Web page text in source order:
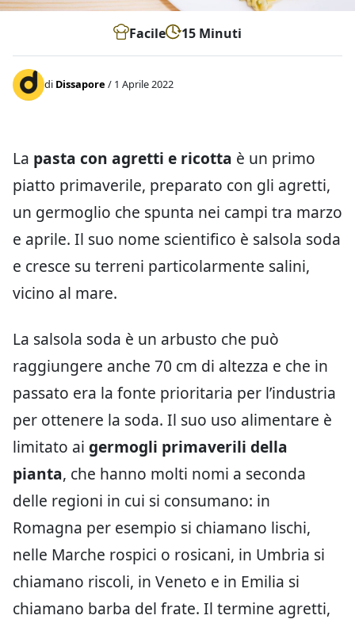
Facile 15 Minuti
di Dissapore / 1 Aprile 2022
La pasta con agretti e ricotta è un primo
piatto primaverile, preparato con gli agretti,
un germoglio che spunta nei campi tra marzo
e aprile. Il suo nome scientifico è salsola soda
e cresce su terreni particolarmente salini,
vicino al mare.
La salsola soda è un arbusto che può
raggiungere anche 70 cm di altezza e che in
passato era la fonte prioritaria per l’industria
per ottenere la soda. Il suo uso alimentare è
limitato ai germogli primaverili della
pianta, che hanno molti nomi a seconda
delle regioni in cui si consumano: in
Romagna per esempio si chiamano lischi,
nelle Marche rospici o rosicani, in Umbria si
chiamano riscoli, in Veneto e in Emilia si
chiamano barba del frate. Il termine agretti,